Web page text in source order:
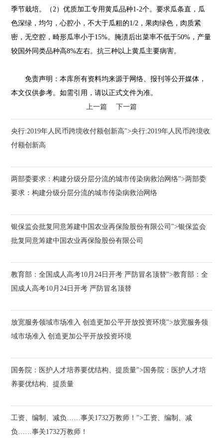
季节栽培。（2）优质加工专用黄瓜品种1-2个。要求瓜条直，瓜
色深绿，均匀，心腔小，不大于瓜粗的1/2，果肉绿色，肉质紧
密，无空腔，畸形瓜率小于15%。腌渍后出菜率不低于50%，产量
较国外同类品种高8%左右。抗三种以上黄瓜主要病害。
免责声明：本库所有资料均来源于网络、报刊等公开媒体，
本文仅供参考。如需引用，请以正式文件为准。
上一篇
下一篇
央行:2019年人民币跨境收付额创新高">央行:2019年人民币跨境收
付额创新高
两部委要求：构建分级分层分流的城市传染病救治网络">两部委
要求：构建分级分层分流的城市传染病救治网络
银保监会批复同意筹建中国农业再保险股份有限公司">银保监会
批复同意筹建中国农业再保险股份有限公司
教育部：全国成人高考10月24日开考 严防冒名顶替">教育部：全
国成人高考10月24日开考 严防冒名顶替
放宽服务领域市场准入 创造更加公平开放投资环境">放宽服务领
域市场准入 创造更加公平开放投资环境
国务院：医护人才培养要优结构、提质量">国务院：医护人才培
养要优结构、提质量
工资、编制、减负……事关1732万教师！">工资、编制、减
负……事关1732万教师！